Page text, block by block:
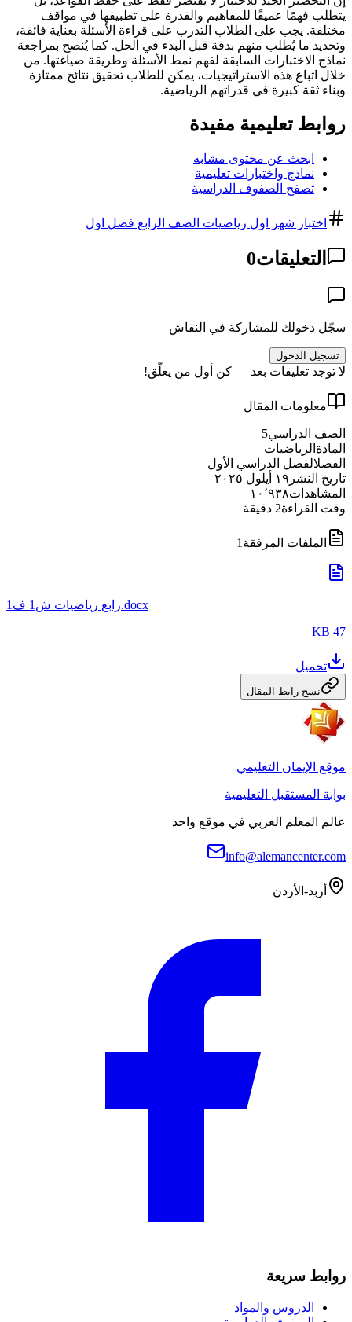
يتطلب فهمًا عميقًا للمفاهيم والقدرة على تطبيقها في مواقف
مختلفة. يجب على الطلاب التدرب على قراءة الأسئلة بعناية فائقة،
وتحديد ما يُطلب منهم بدقة قبل البدء في الحل. كما يُنصح بمراجعة
نماذج الاختبارات السابقة لفهم نمط الأسئلة وطريقة صياغتها. من
خلال اتباع هذه الاستراتيجيات، يمكن للطلاب تحقيق نتائج ممتازة
وبناء ثقة كبيرة في قدراتهم الرياضية.
روابط تعليمية مفيدة
ابحث عن محتوى مشابه
نماذج واختبارات تعليمية
تصفح الصفوف الدراسية
اختبار شهر اول رياضيات الصف الرابع فصل اول
التعليقات0
سجّل دخولك للمشاركة في النقاش
تسجيل الدخول
لا توجد تعليقات بعد — كن أول من يعلّق!
معلومات المقال
الصف الدراسي5
المادة الرياضيات
الفصلالفصل الدراسي الأول
تاريخ النشر ١٩ أيلول ٢٠٢٥
المشاهدات١٠٬٩٣٨
وقت القراءة2 دقيقة
الملفات المرفقة 1
رابع رياضيات ش1 ف1.docx
47 KB
تحميل
نسخ رابط المقال
موقع الإيمان التعليمي
بوابة المستقبل التعليمية
عالم المعلم العربي في موقع واحد
info@alemancenter.com
أربد-الأردن
روابط سريعة
الدروس والمواد